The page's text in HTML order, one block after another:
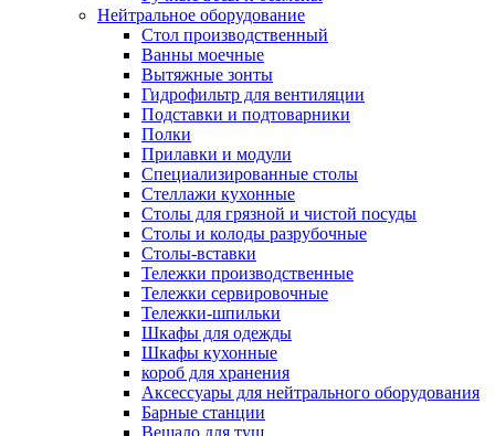
Нейтральное оборудование
Cтол производственный
Ванны моечные
Вытяжные зонты
Гидрофильтр для вентиляции
Подставки и подтоварники
Полки
Прилавки и модули
Специализированные столы
Стеллажи кухонные
Столы для грязной и чистой посуды
Столы и колоды разрубочные
Столы-вставки
Тележки производственные
Тележки сервировочные
Тележки-шпильки
Шкафы для одежды
Шкафы кухонные
короб для хранения
Аксессуары для нейтрального оборудования
Барные станции
Вешало для туш